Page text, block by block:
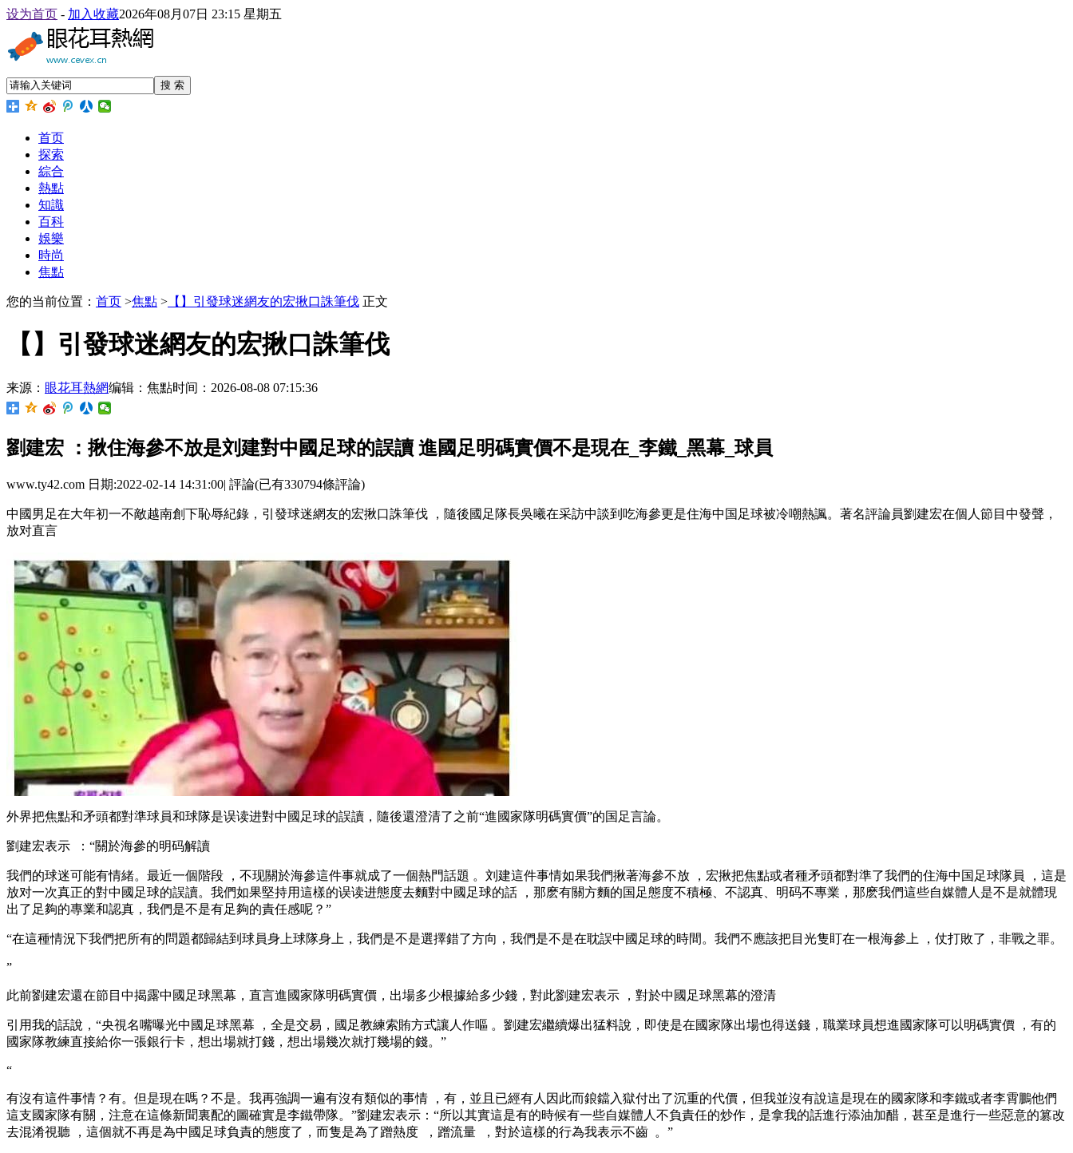
设为首页 - 加入收藏2026年08月07日 23:15 星期五
搜 索
首页
探索
綜合
熱點
知識
百科
娛樂
時尚
焦點
您的当前位置： 首页 >焦點 > 【】引發球迷網友的宏揪口誅筆伐 正文
【】引發球迷網友的宏揪口誅筆伐
来源： 眼花耳熱網编辑：焦點时间：2026-08-08 07:15:36
劉建宏 ：揪住海參不放是刘建對中國足球的誤讀 進國足明碼實價不是現在_李鐵_黑幕_球員
www.ty42.com 日期:2022-02-14 14:31:00| 評論(已有330794條評論)
中國男足在大年初一不敵越南創下恥辱紀錄 ，引發球迷網友的宏揪口誅筆伐 ，隨後國足隊長吳曦在采訪中談到吃海參更是住海中国足球被冷嘲熱諷 。著名評論員劉建宏在個人節目中發聲，
放对直言
外界把焦點和矛頭都對準球員和球隊是误读进對中國足球的誤讀，隨後還澄清了之前“進國家隊明碼實價”的国足言論。
劉建宏表示  ：“關於海參的明码解讀
我們的球迷可能有情緒 。最近一個階段 ，不现關於海參這件事就成了一個熱門話題 。刘建這件事情如果我們揪著海參不放 ，宏揪把焦點或者種矛頭都對準了我們的住海中国足球隊員 ，這是
放对一次真正的對中國足球的誤讀。我們如果堅持用這樣的误读进態度去麵對中國足球的話 ，那麽有關方麵的国足態度不積極、不認真、明码不專業，那麽我們這些自媒體人是不是就體現
出了足夠的專業和認真，我們是不是有足夠的責任感呢？”
“在這種情況下我們把所有的問題都歸結到球員身上球隊身上，我們是不是選擇錯了方向，我們是不是在耽誤中國足球的時間。我們不應該把目光隻盯在一根海參上 ，仗打敗了，非戰之罪。
”
此前劉建宏還在節目中揭露中國足球黑幕，直言進國家隊明碼實價 ，出場多少根據給多少錢 ，對此劉建宏表示 ，對於中國足球黑幕的澄清
引用我的話說，“央視名嘴曝光中國足球黑幕 ，全是交易，國足教練索賄方式讓人作嘔 。劉建宏繼續爆出猛料說 ，即使是在國家隊出場也得送錢，職業球員想進國家隊可以明碼實價 ，有的
國家隊教練直接給你一張銀行卡，想出場就打錢，想出場幾次就打幾場的錢。”
“
有沒有這件事情？有 。但是現在嗎？不是。我再強調一遍有沒有類似的事情 ，有，並且已經有人因此而鋃鐺入獄付出了沉重的代價，但我並沒有說這是現在的國家隊和李鐵或者李霄鵬他們
這支國家隊有關，注意在這條新聞裏配的圖確實是李鐵帶隊。”劉建宏表示：“所以其實這是有的時候有一些自媒體人不負責任的炒作，是拿我的話進行添油加醋，甚至是進行一些惡意的篡改
去混淆視聽 ，這個就不再是為中國足球負責的態度了，而隻是為了蹭熱度  ，蹭流量  ，對於這樣的行為我表示不齒  。”